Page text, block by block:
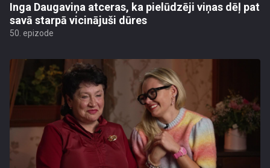
Inga Daugaviņa atceras, ka pielūdzēji viņas dēļ pat
savā starpā vicinājuši dūres
50. epizode